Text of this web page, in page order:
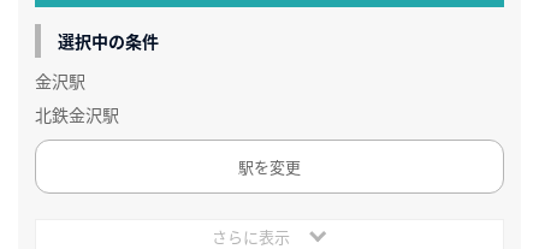
選択中の条件
金沢駅
北鉄金沢駅
駅を変更
さらに表示